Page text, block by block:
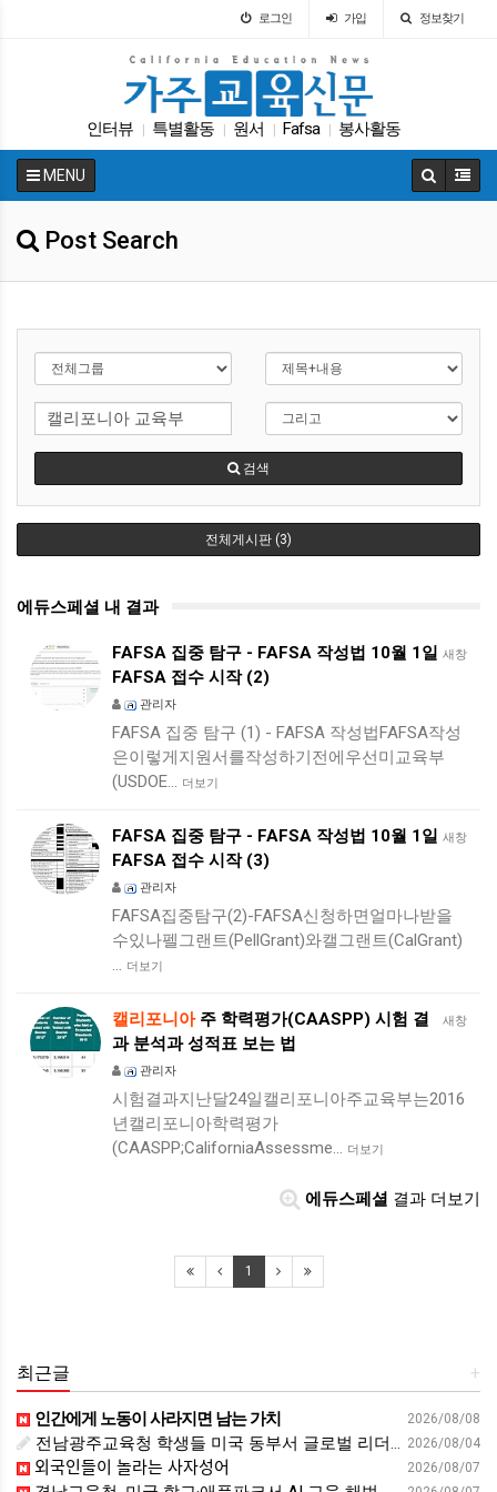
로그인 가입 정보찾기
인터뷰 특별활동 원서 Fafsa 봉사활동
SAT 커먼코어 교육뉴스 입학원서
MENU
Post Search
검색
전체게시판 (3)
에듀스페셜 내 결과
새창
FAFSA 집중 탐구 - FAFSA 작성법 10월 1일
FAFSA 접수 시작 (2)
관리자
FAFSA 집중 탐구 (1) - FAFSA 작성법FAFSA작성
은이렇게지원서를작성하기전에우선미교육부
(USDOE… 더보기
새창
FAFSA 집중 탐구 - FAFSA 작성법 10월 1일
FAFSA 접수 시작 (3)
관리자
FAFSA집중탐구(2)-FAFSA신청하면얼마나받을
수있나펠그랜트(PellGrant)와캘그랜트(CalGrant)
… 더보기
새창
캘리포니아주 학력평가(CAASPP) 시험 결
과 분석과 성적표 보는 법
관리자
시험결과지난달24일캘리포니아주교육부는2016
년캘리포니아학력평가
(CAASPP;CaliforniaAssessme… 더보기
에듀스페셜 결과 더보기
1
+
최근글
2026/08/08
인간에게 노동이 사라지면 남는 가치
2026/08/04
전남광주교육청 학생들 미국 동부서 글로벌 리더십 체험 - 전남인터넷신문
2026/08/07
외국인들이 놀라는 사자성어